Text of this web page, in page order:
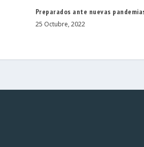
Preparados ante nuevas
25 Octubre, 2022